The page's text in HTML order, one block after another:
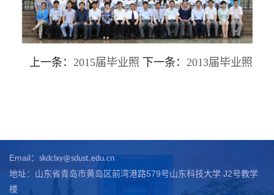
上一条： 2015届毕业照 下一条： 2013届毕业照
Email： skdclxy@sdust.edu.cn
地址：山东省青岛市黄岛区前湾港路579号山东科技大学 J2号教学
楼